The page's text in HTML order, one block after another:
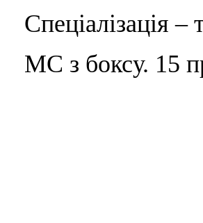
Спеціалізація –
МС з боксу. 15